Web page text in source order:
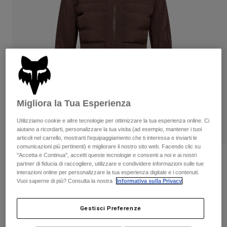
Pantaloni
Pantaloncini
Giacche
Protezioni
Maschere
Calze
Parti di ricambio
Pantaloni
Guanti
Giacche
Protezioni
Calze
Borse e accessori
Parti di ricambio
Donna
T-shirt
Giacche
Pantaloni & Pantaloncini
Camicie
Vedi tutto
Vedi tutto
Moto
Caschi
Maglie​
Pantaloni
Stivali
Protezioni
Guanti
Recensioni
Giacca ibrida Flexair Fire - Donna
Prodotto n.31522
€ 229.99 € 137.99 40% OFF
Migliora la Tua Esperienza
Utilizziamo cookie e altre tecnologie per ottimizzare la tua esperienza online. Ci
aiutano a ricordarti, personalizzare la tua visita (ad esempio, mantener i tuoi
articoli nel carrello, mostrarti l’equipaggiamento che ti interessa e inviarti le
comunicazioni più pertinenti) e migliorare il nostro sito web. Facendo clic su
"Accetta e Continua", accetti queste tecnologie e consenti a noi e ai nostri
partner di fiducia di raccogliere, utilizzare e condividere informazioni sulle tue
interazioni online per personalizzare la tua esperienza digitale e i contenuti.
Vuoi saperne di più? Consulta la nostra
Informativa sulla Privacy
Gestisci Preferenze